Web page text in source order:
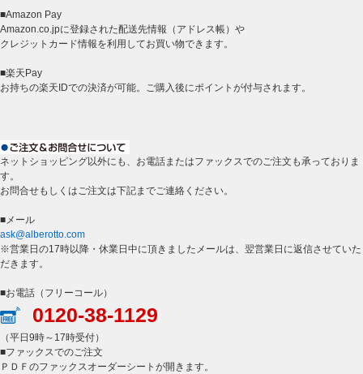
■Amazon Pay
Amazon.co.jpに登録された配送先情報（アドレス帳）や
クレジットカード情報を利用してお買い物できます。
■楽天Pay
お持ちの楽天IDでの決済が可能。ご購入後にポイントが付与されます。
ネットショッピング以外にも、お電話またはファックスでのご注文も承っておりま
す。
お問合せもしくはご注文は下記までご連絡ください。
■メール
ask@alberotto.com
※営業日の17時以降・休業日中に頂きましたメールは、翌営業日に返信させていた
だきます。
■お電話（フリーコール）
0120-38-1129
（平日9時～17時受付）
■ファックスでのご注文
ＰＤＦのファックスオーダーシートが開きます。